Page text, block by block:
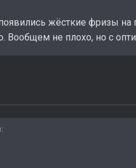
жёсткие фризы
не плохо, но с